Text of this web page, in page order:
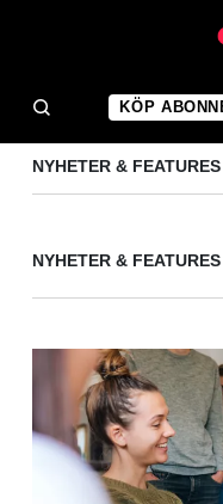
KÖP
NYHETER & FEATURES
NYHETER & FEATURES